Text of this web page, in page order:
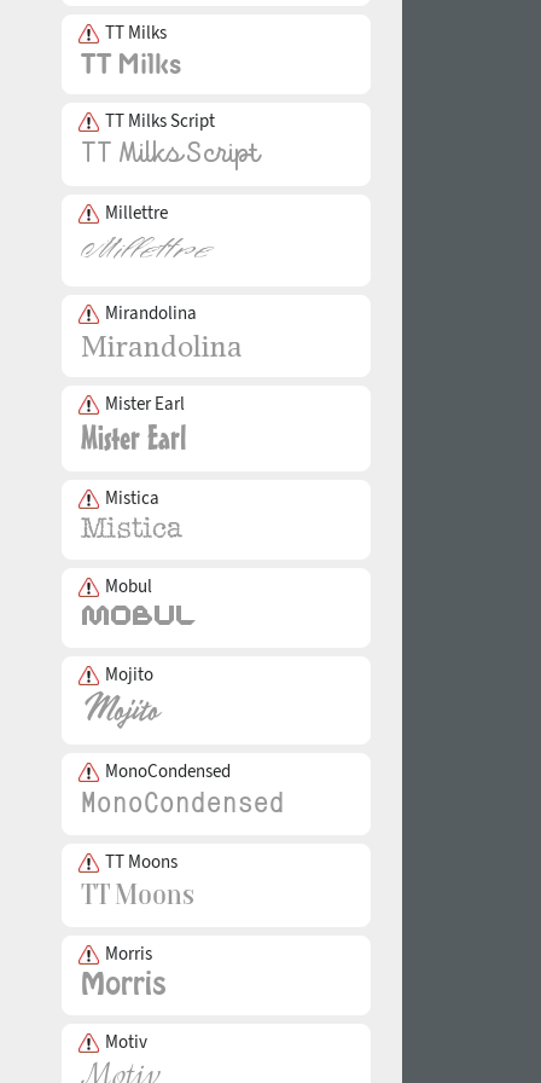
TT Milks
TT Milks Script
Millettre
Mirandolina
Mister Earl
Mistica
Mobul
Mojito
MonoCondensed
TT Moons
Morris
Motiv